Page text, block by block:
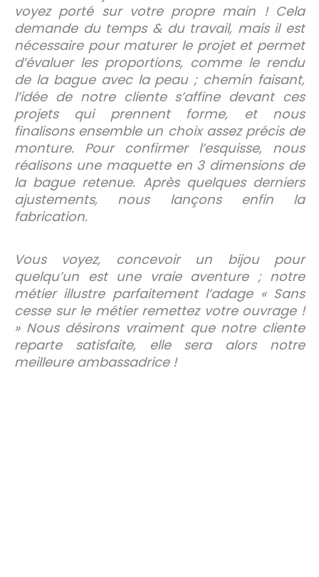
voyez porté sur votre propre main ! Cela
demande du temps & du travail, mais il est
nécessaire pour maturer le projet et permet
d’évaluer les proportions, comme le rendu
de la bague avec la peau ; chemin faisant,
l’idée de notre cliente s’affine devant ces
projets qui prennent forme, et nous
finalisons ensemble un choix assez précis de
monture. Pour confirmer l’esquisse, nous
réalisons une maquette en 3 dimensions de
la bague retenue. Après quelques derniers
ajustements, nous lançons enfin la
fabrication.
Vous voyez, concevoir un bijou pour
quelqu’un est une vraie aventure ; notre
métier illustre parfaitement l’adage « Sans
cesse sur le métier remettez votre ouvrage !
» Nous désirons vraiment que notre cliente
reparte satisfaite, elle sera alors notre
meilleure ambassadrice !